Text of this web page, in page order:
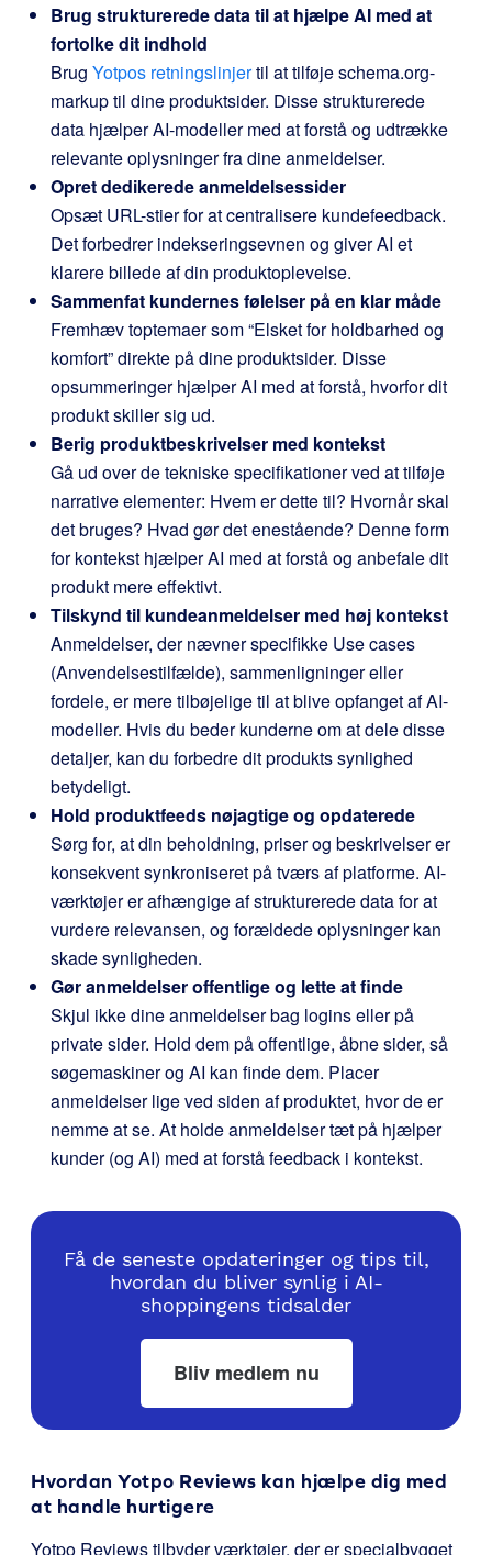
Brug strukturerede data til at hjælpe AI med at
fortolke dit indhold
Brug Yotpos retningslinjertil at tilføje schema.org-
markup til dine produktsider. Disse strukturerede
data hjælper AI-modeller med at forstå og udtrække
relevante oplysninger fra dine anmeldelser.
Opret dedikerede anmeldelsessider
Opsæt URL-stier for at centralisere kundefeedback.
Det forbedrer indekseringsevnen og giver AI et
klarere billede af din produktoplevelse.
Sammenfat kundernes følelser på en klar måde
Fremhæv toptemaer som “Elsket for holdbarhed og
komfort” direkte på dine produktsider. Disse
opsummeringer hjælper AI med at forstå, hvorfor dit
produkt skiller sig ud.
Berig produktbeskrivelser med kontekst
Gå ud over de tekniske specifikationer ved at tilføje
narrative elementer: Hvem er dette til? Hvornår skal
det bruges? Hvad gør det enestående? Denne form
for kontekst hjælper AI med at forstå og anbefale dit
produkt mere effektivt.
Tilskynd til kundeanmeldelser med høj kontekst
Anmeldelser, der nævner specifikke Use cases
(Anvendelsestilfælde), sammenligninger eller
fordele, er mere tilbøjelige til at blive opfanget af AI-
modeller. Hvis du beder kunderne om at dele disse
detaljer, kan du forbedre dit produkts synlighed
betydeligt.
Hold produktfeeds nøjagtige og opdaterede
Sørg for, at din beholdning, priser og beskrivelser er
konsekvent synkroniseret på tværs af platforme. AI-
værktøjer er afhængige af strukturerede data for at
vurdere relevansen, og forældede oplysninger kan
skade synligheden.
Gør anmeldelser offentlige og lette at finde
Skjul ikke dine anmeldelser bag logins eller på
private sider. Hold dem på offentlige, åbne sider, så
søgemaskiner og AI kan finde dem. Placer
anmeldelser lige ved siden af produktet, hvor de er
nemme at se. At holde anmeldelser tæt på hjælper
kunder (og AI) med at forstå feedback i kontekst.
Få de seneste opdateringer og tips til,
hvordan du bliver synlig i AI-
shoppingens tidsalder
Bliv medlem nu
Hvordan Yotpo Reviews kan hjælpe dig med
at handle hurtigere
Yotpo Reviews tilbyder værktøjer, der er specialbygget